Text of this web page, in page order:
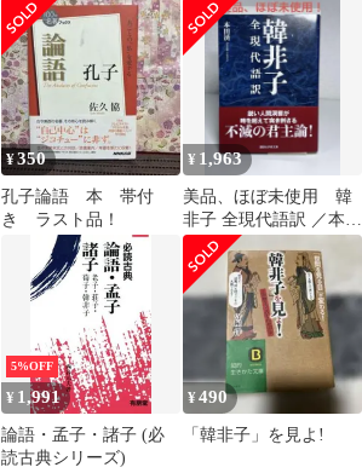
漢字 故事成語 中国史
他
¥350
孔子論語 本 帯付
き ラスト品！
¥ 1,963
美品、ほぼ未使用 韓
非子 全現代語訳 ／本田
済
5%OFF
¥ 1,991
論語・孟子・諸子 (必
読古典シリーズ)
¥490
「韓非子」を見よ!